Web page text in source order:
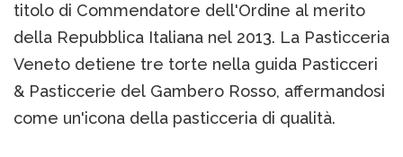
titolo di Commendatore dell'Ordine al merito
della Repubblica Italiana nel 2013. La Pasticceria
Veneto detiene tre torte nella guida Pasticceri
& Pasticcerie del Gambero Rosso, affermandosi
come un'icona della pasticceria di qualità.